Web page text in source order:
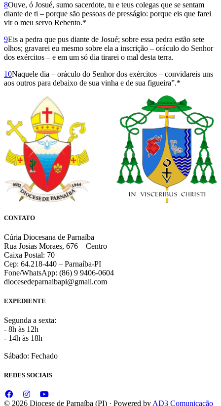
8Ouve, ó Josué, sumo sacerdote, tu e teus colegas que se sentam
diante de ti – porque são pessoas de presságio: porque eis que farei
vir o meu servo Rebento.*
9Eis a pedra que pus diante de Josué; sobre essa pedra estão sete
olhos; gravarei eu mesmo sobre ela a inscrição – oráculo do Senhor
dos exércitos – e em um só dia tirarei o mal desta terra.
10Naquele dia – oráculo do Senhor dos exércitos – convidareis uns
aos outros para debaixo de sua vinha e de sua figueira”.*
CONTATO
Cúria Diocesana de Parnaíba
Rua Josias Moraes, 676 – Centro
Caixa Postal: 70
Cep: 64.218-440 – Parnaíba-PI
Fone/WhatsApp: (86) 9 9406-0604
diocesedeparnaibapi@gmail.com
EXPEDIENTE
Segunda a sexta:
- 8h às 12h
- 14h às 18h
Sábado: Fechado
REDES SOCIAIS
© 2026 Diocese de Parnaíba (PI) · Powered byAD3 Comunicação